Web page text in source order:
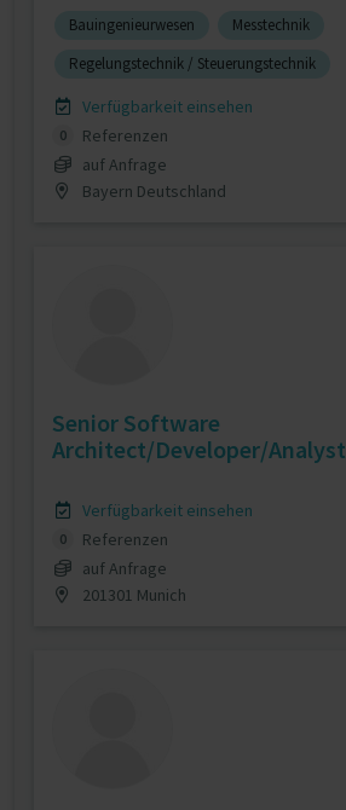
Bauingenieurwesen
Messtechnik
Regelungstechnik / Steuerungstechnik
Verfügbarkeit einsehen
0
Referenzen
auf Anfrage
Bayern Deutschland
Senior Software
Architect/Developer/Analyst
Verfügbarkeit einsehen
0
Referenzen
auf Anfrage
201301 Munich